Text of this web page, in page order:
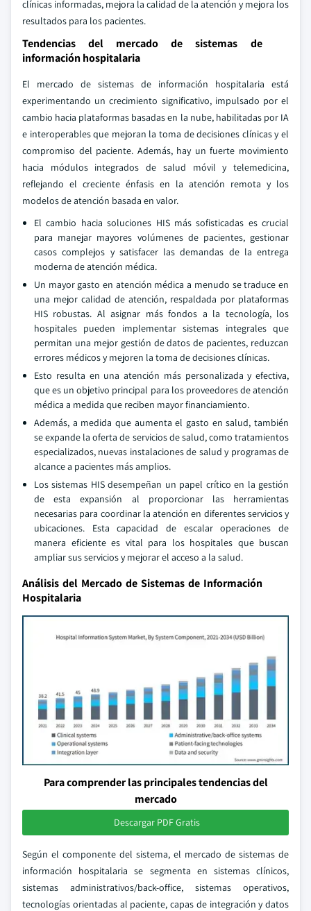
clínicas informadas, mejora la calidad de la atención y mejora los
resultados para los pacientes.
Tendencias del mercado de sistemas de
información hospitalaria
El mercado de sistemas de información hospitalaria está
experimentando un crecimiento significativo, impulsado por el
cambio hacia plataformas basadas en la nube, habilitadas por IA
e interoperables que mejoran la toma de decisiones clínicas y el
compromiso del paciente. Además, hay un fuerte movimiento
hacia módulos integrados de salud móvil y telemedicina,
reflejando el creciente énfasis en la atención remota y los
modelos de atención basada en valor.
El cambio hacia soluciones HIS más sofisticadas es crucial
para manejar mayores volúmenes de pacientes, gestionar
casos complejos y satisfacer las demandas de la entrega
moderna de atención médica.
Un mayor gasto en atención médica a menudo se traduce en
una mejor calidad de atención, respaldada por plataformas
HIS robustas. Al asignar más fondos a la tecnología, los
hospitales pueden implementar sistemas integrales que
permitan una mejor gestión de datos de pacientes, reduzcan
errores médicos y mejoren la toma de decisiones clínicas.
Esto resulta en una atención más personalizada y efectiva,
que es un objetivo principal para los proveedores de atención
médica a medida que reciben mayor financiamiento.
Además, a medida que aumenta el gasto en salud, también
se expande la oferta de servicios de salud, como tratamientos
especializados, nuevas instalaciones de salud y programas de
alcance a pacientes más amplios.
Los sistemas HIS desempeñan un papel crítico en la gestión
de esta expansión al proporcionar las herramientas
necesarias para coordinar la atención en diferentes servicios y
ubicaciones. Esta capacidad de escalar operaciones de
manera eficiente es vital para los hospitales que buscan
ampliar sus servicios y mejorar el acceso a la salud.
Análisis del Mercado de Sistemas de Información
Hospitalaria
Para comprender las principales tendencias del
mercado
Descargar PDF Gratis
Según el componente del sistema, el mercado de sistemas de
información hospitalaria se segmenta en sistemas clínicos,
sistemas administrativos/back-office, sistemas operativos,
tecnologías orientadas al paciente, capas de integración y datos